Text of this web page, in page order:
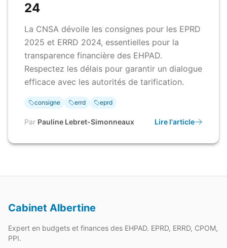
24
La CNSA dévoile les consignes pour les EPRD
2025 et ERRD 2024, essentielles pour la
transparence financière des EHPAD.
Respectez les délais pour garantir un dialogue
efficace avec les autorités de tarification.
consigne errd eprd
Par Pauline Lebret-Simonneaux Lire l'article
Cabinet Albertine
Expert en budgets et finances des EHPAD. EPRD, ERRD, CPOM,
PPI.